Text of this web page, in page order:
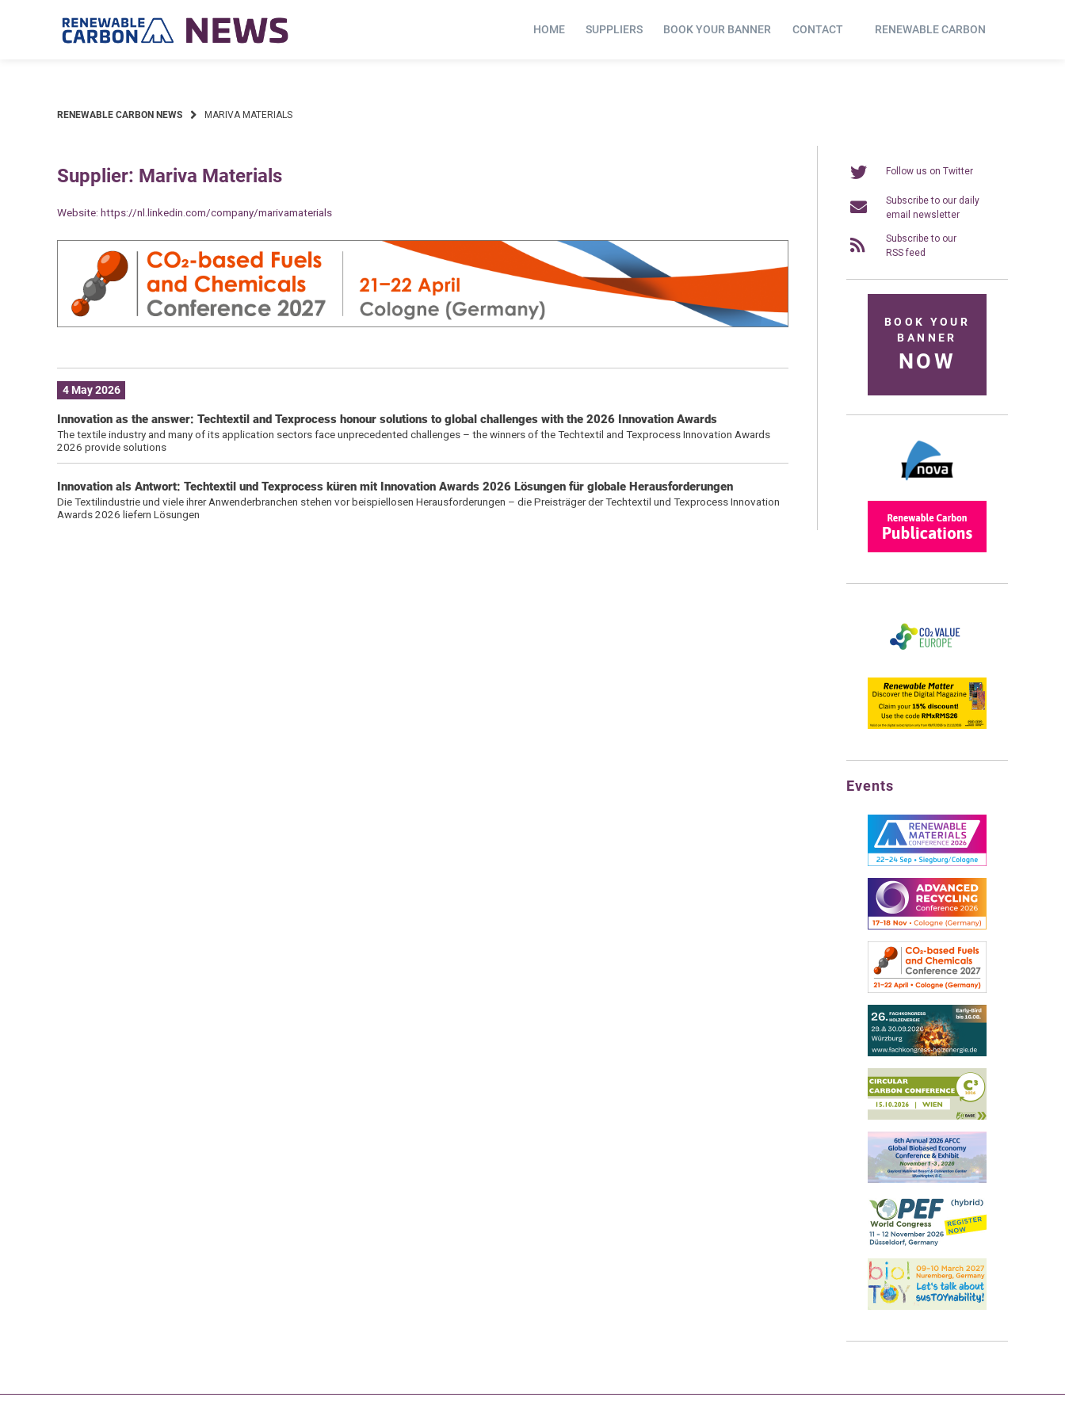
HOME SUPPLIERS BOOK YOUR BANNER CONTACT RENEWABLE CARBON
RENEWABLE CARBON NEWS MARIVA MATERIALS
Supplier: Mariva Materials
Website: https://nl.linkedin.com/company/marivamaterials
4 May 2026
Innovation as the answer: Techtextil and Texprocess honour solutions to global challenges with the 2026 Innovation Awards
The textile industry and many of its application sectors face unprecedented challenges – the winners of the Techtextil and Texprocess Innovation Awards
2026 provide solutions
Innovation als Antwort: Techtextil und Texprocess küren mit Innovation Awards 2026 Lösungen für globale Herausforderungen
Die Textilindustrie und viele ihrer Anwenderbranchen stehen vor beispiellosen Herausforderungen – die Preisträger der Techtextil und Texprocess Innovation
Awards 2026 liefern Lösungen
Follow us on Twitter
Subscribe to our daily
email newsletter
Subscribe to our
RSS feed
BOOK YOUR
BANNER
NOW
Events